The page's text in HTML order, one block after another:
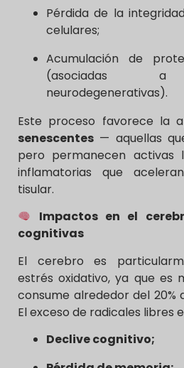
Pérdida de la
celulares;
Acumulación de
(asociadas a
neurodegenerativas).
Este proceso favorece la
senescentes — aquellas
pero permanecen activas
inflamatorias que
tisular.
Impactos en el
cognitivas
El cerebro es
estrés oxidativo, ya que es
consume alrededor del 20%
El exceso de radicales libres
Declive cognitivo;